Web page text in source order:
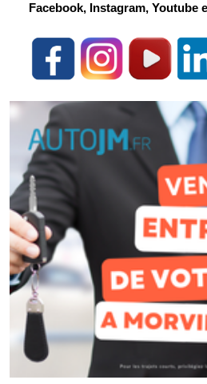
Facebook, Instagram, Youtube